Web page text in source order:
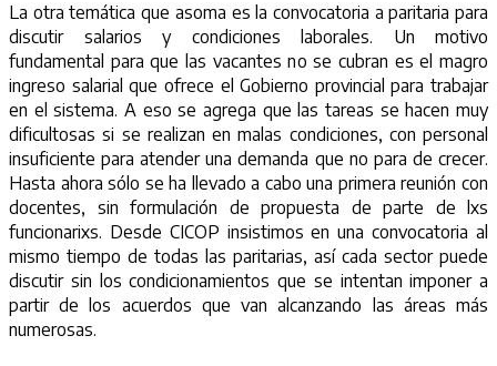
La otra temática que asoma es la convocatoria a paritaria para
discutir salarios y condiciones laborales. Un motivo
fundamental para que las vacantes no se cubran es el magro
ingreso salarial que ofrece el Gobierno provincial para trabajar
en el sistema. A eso se agrega que las tareas se hacen muy
dificultosas si se realizan en malas condiciones, con personal
insuficiente para atender una demanda que no para de crecer.
Hasta ahora sólo se ha llevado a cabo una primera reunión con
docentes, sin formulación de propuesta de parte de lxs
funcionarixs. Desde CICOP insistimos en una convocatoria al
mismo tiempo de todas las paritarias, así cada sector puede
discutir sin los condicionamientos que se intentan imponer a
partir de los acuerdos que van alcanzando las áreas más
numerosas.